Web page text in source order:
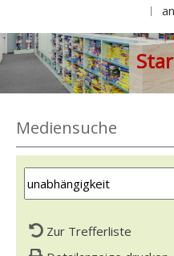
Mediensuche
Zur Trefferliste